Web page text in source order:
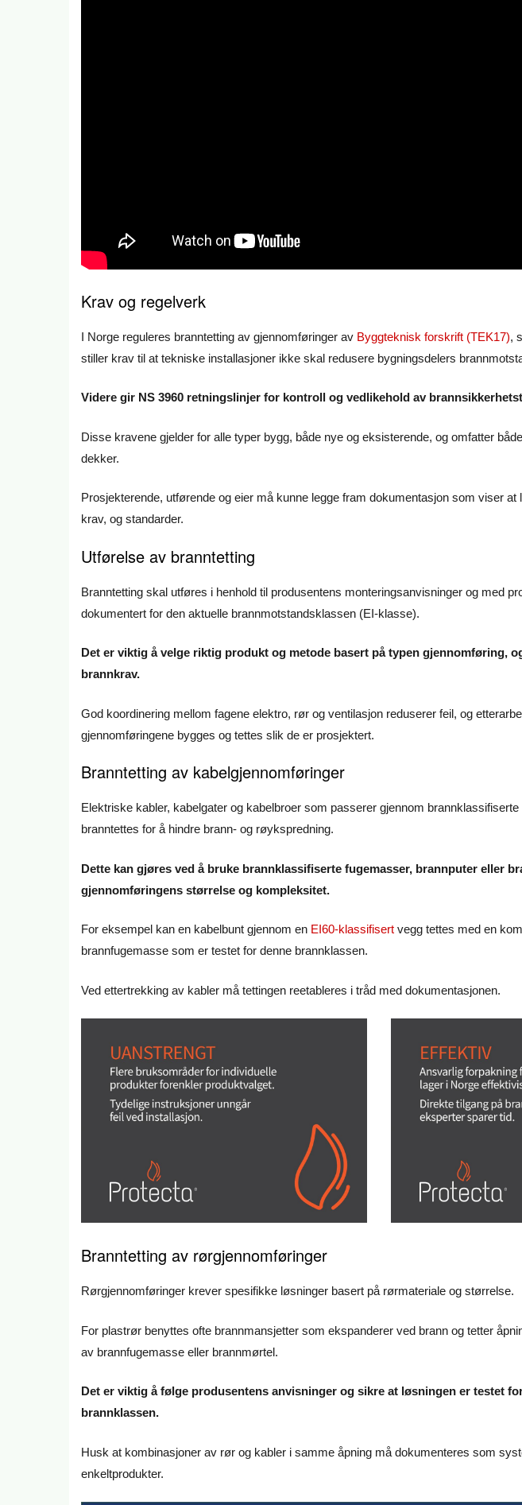
Krav og regelverk
I Norge reguleres branntetting av gjennomføringer av Byggteknisk forskrift (TEK17),
stiller krav til at tekniske installasjoner ikke skal redusere bygningsdelers
Videre gir NS 3960 retningslinjer for kontroll og vedlikehold av
Disse kravene gjelder for alle typer bygg, både nye og eksisterende, og omfatter
dekker.
Prosjekterende, utførende og eier må kunne legge fram dokumentasjon som viser
krav, og standarder.
Utførelse av branntetting
Branntetting skal utføres i henhold til produsentens monteringsanvisninger og med
dokumentert for den aktuelle brannmotstandsklassen (EI-klasse).
Det er viktig å velge riktig produkt og metode basert på typen gjennomføring,
brannkrav.
God koordinering mellom fagene elektro, rør og ventilasjon reduserer feil, og
gjennomføringene bygges og tettes slik de er prosjektert.
Branntetting av kabelgjennomføringer
Elektriske kabler, kabelgater og kabelbroer som passerer gjennom
branntettes for å hindre brann- og røykspredning.
Dette kan gjøres ved å bruke brannklassifiserte fugemasser, brannputer eller
gjennomføringens størrelse og kompleksitet.
For eksempel kan en kabelbunt gjennom en EI60-klassifisert vegg tettes med en
brannfugemasse som er testet for denne brannklassen.
Ved ettertrekking av kabler må tettingen reetableres i tråd med dokumentasjonen.
Branntetting av rørgjennomføringer
Rørgjennomføringer krever spesifikke løsninger basert på rørmateriale og størrelse.
For plastrør benyttes ofte brannmansjetter som ekspanderer ved brann og tetter
av brannfugemasse eller brannmørtel.
Det er viktig å følge produsentens anvisninger og sikre at løsningen er testet
brannklassen.
Husk at kombinasjoner av rør og kabler i samme åpning må dokumenteres som
enkeltprodukter.